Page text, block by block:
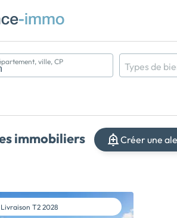
ville, CP Types de
immobiliers
Créer une
Livraison T2 2028